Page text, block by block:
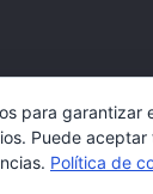
para garantizar
Puede
Política de